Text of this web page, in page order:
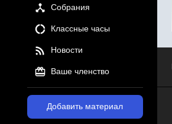
Собрания
Классные часы
Новости
Ваше членство
Добавить материал